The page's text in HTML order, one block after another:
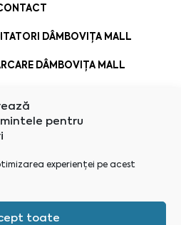
pentru
experienței pe acest
toate
DÂMBOVIȚA MALL
DÂMBOVIȚA MALL